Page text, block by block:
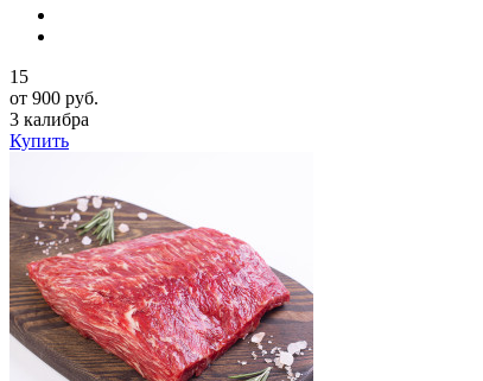
15
от 900 руб.
3 калибра
Купить